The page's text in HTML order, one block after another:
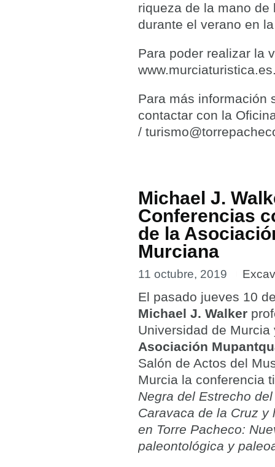
riqueza de la mano
durante el verano en
Para poder realizar la
Para más información
contactar con la
/
Michael J.
Conferencias
de la
Murciana
11 octubre, 2019
El pasado jueves 10
Michael J. Walker
Universidad de
Asociación
Salón de Actos del
Murcia la conferencia
Negra del Estrecho
Caravaca de la Cruz y
en Torre Pacheco:
paleontológica y